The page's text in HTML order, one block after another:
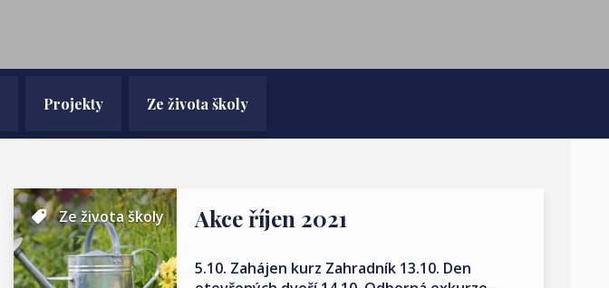
Projekty Ze života školy
Ze života školy Akce říjen 2021
5.10. Zahájen kurz Zahradník 13.10. Den